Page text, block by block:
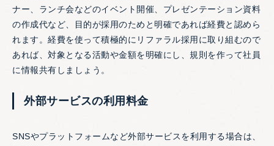
ナー、ランチ会などのイベント開催、プレゼンテーション資料
の作成代など、目的が採用のためと明確であれば経費と認めら
れます。経費を使って積極的にリファラル採用に取り組むので
あれば、対象となる活動や金額を明確にし、規則を作って社員
に情報共有しましょう。
外部サービスの利用料金
SNSやプラットフォームなど外部サービスを利用する場合は、